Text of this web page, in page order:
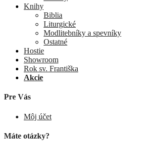
Knihy
Biblia
Liturgické
Modlitebníky a spevníky
Ostatné
Hostie
Showroom
Rok sv. Františka
Akcie
Pre Vás
Môj účet
Máte otázky?